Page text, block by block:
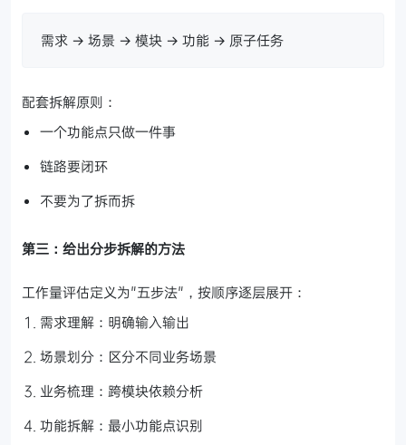
需求 → 场景 → 模块 → 功能 → 原子任务
配套拆解原则：
一个功能点只做一件事
链路要闭环
不要为了拆而拆
第三：给出分步拆解的方法
工作量评估定义为"五步法"，按顺序逐层展开：
需求理解：明确输入输出
场景划分：区分不同业务场景
业务梳理：跨模块依赖分析
功能拆解：最小功能点识别